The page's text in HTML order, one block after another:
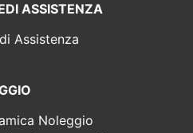
ASSISTENZA
Assistenza
Noleggio